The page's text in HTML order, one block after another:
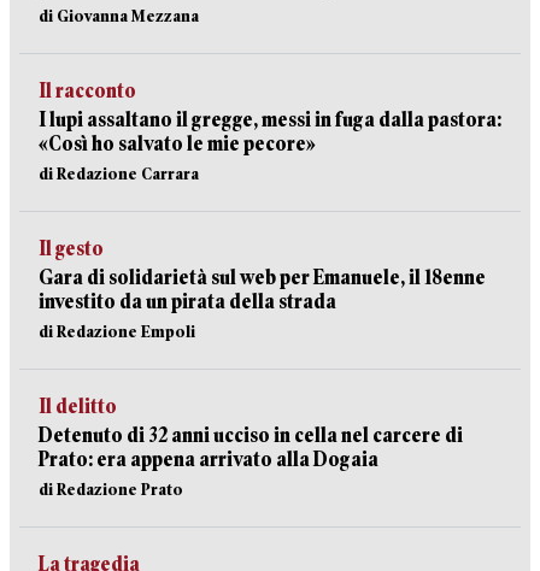
di Giovanna Mezzana
Il racconto
I lupi assaltano il gregge, messi in fuga dalla pastora:
«Così ho salvato le mie pecore»
di Redazione Carrara
Il gesto
Gara di solidarietà sul web per Emanuele, il 18enne
investito da un pirata della strada
di Redazione Empoli
Il delitto
Detenuto di 32 anni ucciso in cella nel carcere di
Prato: era appena arrivato alla Dogaia
di Redazione Prato
La tragedia